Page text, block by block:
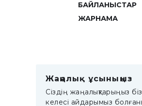
БАЙЛАНЫСТАР
ЖАРНАМА
Жаңалық ұсыныңыз
Сіздің жаңалықтарыңыз
келесі айдарымыз